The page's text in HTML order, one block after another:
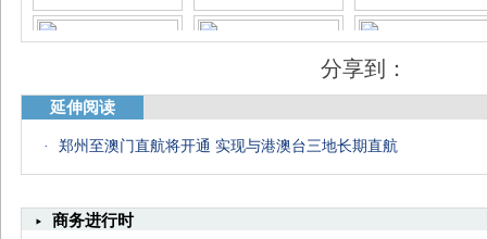
娱乐圈身家过亿的明星 揭秘娱乐圈真假"闺蜜情" 三线女星的豪门生活
盘点女星中的十大美腿 宅男女神素颜太坑爹 盘点港台“十大美腿”
分享到：
延伸阅读
· 郑州至澳门直航将开通 实现与港澳台三地长期直航
商务进行时